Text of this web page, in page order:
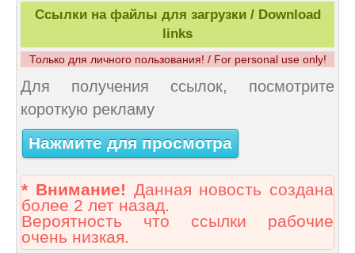
Ссылки на файлы для загрузки / Download
links
Только для личного пользования! / For personal use only!
Для получения ссылок, посмотрите
короткую рекламу
Нажмите для просмотра
* Внимание! Данная новость создана
более 2 лет назад.
Вероятность что ссылки рабочие
очень низкая.